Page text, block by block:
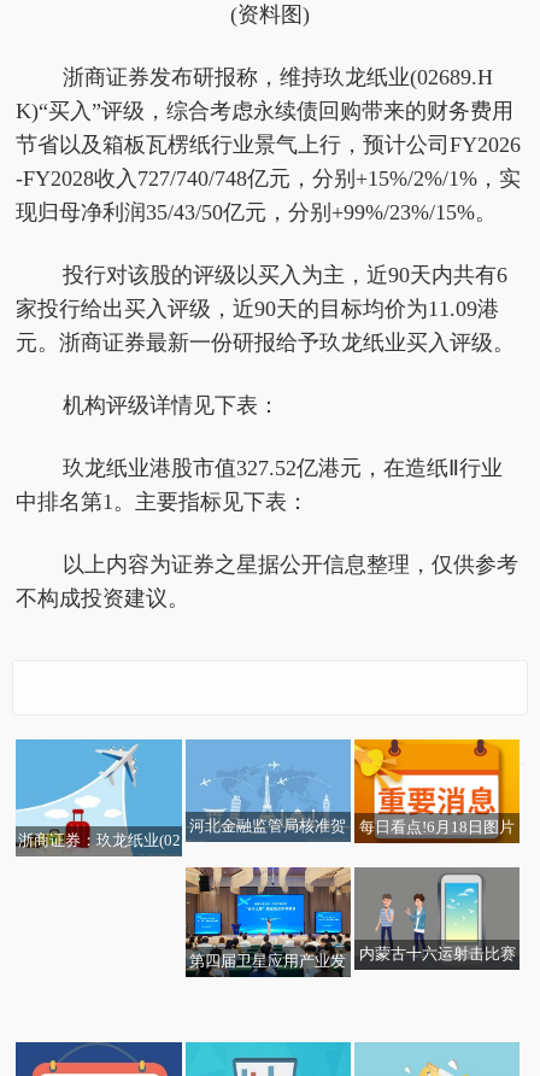
(资料图)
浙商证券发布研报称，维持玖龙纸业(02689.H
K)“买入”评级，综合考虑永续债回购带来的财务费用
节省以及箱板瓦楞纸行业景气上行，预计公司FY2026
-FY2028收入727/740/748亿元，分别+15%/2%/1%，实
现归母净利润35/43/50亿元，分别+99%/23%/15%。
投行对该股的评级以买入为主，近90天内共有6
家投行给出买入评级，近90天的目标均价为11.09港
元。浙商证券最新一份研报给予玖龙纸业买入评级。
机构评级详情见下表：
玖龙纸业港股市值327.52亿港元，在造纸Ⅱ行业
中排名第1。主要指标见下表：
以上内容为证券之星据公开信息整理，仅供参考
不构成投资建议。
浙商证券：玖龙纸业(02
河北金融监管局核准贺
司石家庄分行行长助理
任职资格
每日看点!6月18日图片
第四届卫星应用产业发
内蒙古十六运射击比赛
块跟随医药行业整体回
十年国债ETF（51126
最资讯